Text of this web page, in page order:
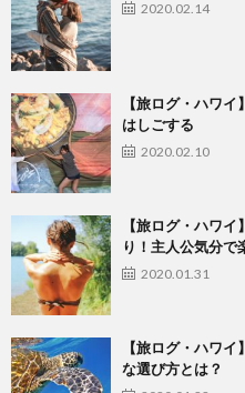
2020.02.14
【旅ログ・ハワ
はしごする
2020.02.10
【旅ログ・ハワ
り！主人公気分で
2020.01.31
【旅ログ・ハワ
な選び方とは？